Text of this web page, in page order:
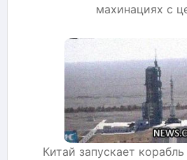
махинациях с
Китай запускает